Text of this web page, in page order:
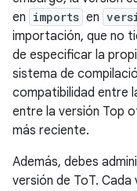
en imports en
importación, que no
de especificar la
sistema de
compatibilidad entre
entre la versión Top
más reciente.
Además, debes
versión de ToT. Cada